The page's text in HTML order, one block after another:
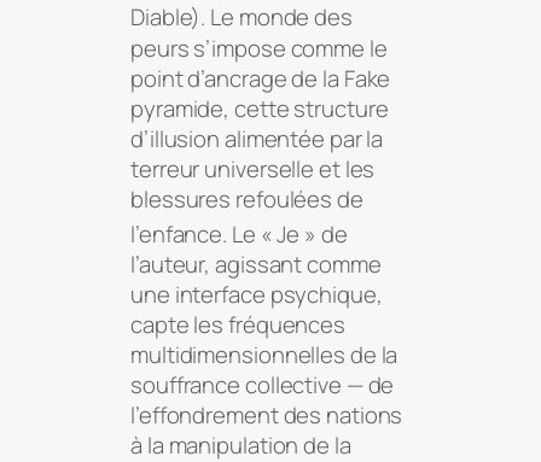
Diable). Le monde des
peurs s’impose comme le
point d’ancrage de la Fake
pyramide, cette structure
d’illusion alimentée par la
terreur universelle et les
blessures refoulées de
l’enfance. Le « Je » de
l’auteur, agissant comme
une interface psychique,
capte les fréquences
multidimensionnelles de la
souffrance collective — de
l’effondrement des nations
à la manipulation de la